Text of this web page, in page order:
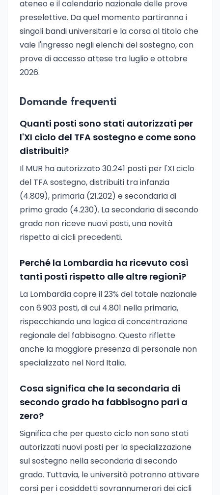
ateneo e il calendario nazionale delle prove
preselettive. Da quel momento partiranno i
singoli bandi universitari e la corsa al titolo che
vale l'ingresso negli elenchi del sostegno, con
prove di accesso attese tra luglio e ottobre
2026.
Domande frequenti
Quanti posti sono stati autorizzati per
l'XI ciclo del TFA sostegno e come sono
distribuiti?
Il MUR ha autorizzato 30.241 posti per l'XI ciclo
del TFA sostegno, distribuiti tra infanzia
(4.809), primaria (21.202) e secondaria di
primo grado (4.230). La secondaria di secondo
grado non riceve nuovi posti, una novità
rispetto ai cicli precedenti.
Perché la Lombardia ha ricevuto così
tanti posti rispetto alle altre regioni?
La Lombardia copre il 23% del totale nazionale
con 6.903 posti, di cui 4.801 nella primaria,
rispecchiando una logica di concentrazione
regionale del fabbisogno. Questo riflette
anche la maggiore presenza di personale non
specializzato nel Nord Italia.
Cosa significa che la secondaria di
secondo grado ha fabbisogno pari a
zero?
Significa che per questo ciclo non sono stati
autorizzati nuovi posti per la specializzazione
sul sostegno nella secondaria di secondo
grado. Tuttavia, le università potranno attivare
corsi per i cosiddetti sovrannumerari dei cicli